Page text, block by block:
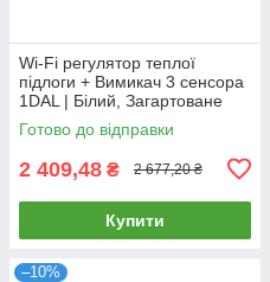
Wi-Fi регулятор теплої
підлоги + Вимикач 3 сенсора
1DAL | Білий, Загартоване
скло (G157D-SW3G-
TR.WF.WT)
Готово до відправки
2 409,48 ₴ 2 677,20 ₴
Купити
–10%